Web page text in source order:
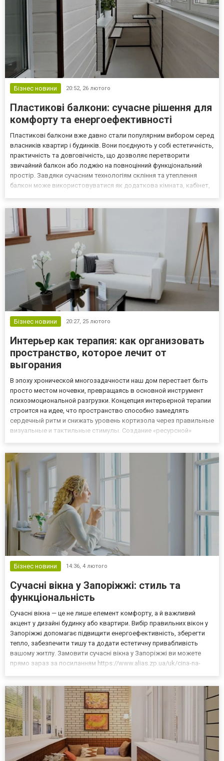
Бізнес новини 20:52, 26 лютого
Пластикові балкони: сучасне рішення для
комфорту та енергоефективності
Пластикові балкони вже давно стали популярним вибором серед
власників квартир і будинків. Вони поєднують у собі естетичність,
практичність та довговічність, що дозволяє перетворити
звичайний балкон або лоджію на повноцінний функціональний
простір. Завдяки сучасним технологіям скління та утеплення
балкон може використовуватися як додаткова кімната, кабінет,
Бізнес новини 20:27, 25 лютого
Интерьер как терапия: как организовать
пространство, которое лечит от
выгорания
В эпоху хронической многозадачности наш дом перестает быть
просто местом ночевки, превращаясь в основной инструмент
психоэмоциональной разгрузки. Концепция интерьерной терапии
строится на идее, что пространство способно замедлять
сердечный ритм и снижать уровень кортизола через правильные
визуальные и тактильные стимулы. Создание «ресурсной»
на сам...
Бізнес новини 14:36, 4 лютого
Сучасні вікна у Запоріжжі: стиль та
функціональність
Сучасні вікна — це не лише елемент комфорту, а й важливий
акцент у дизайні будинку або квартири. Вибір правильних вікон у
Запоріжжі допомагає підвищити енергоефективність, зберегти
тепло, забезпечити тишу та додати естетичну привабливість
вашому житлу. Замовити сучасні вікна у Запоріжжі ви можете
прямо зараз за посиланням https://www.alias.zp.ua/uk/cina-na-